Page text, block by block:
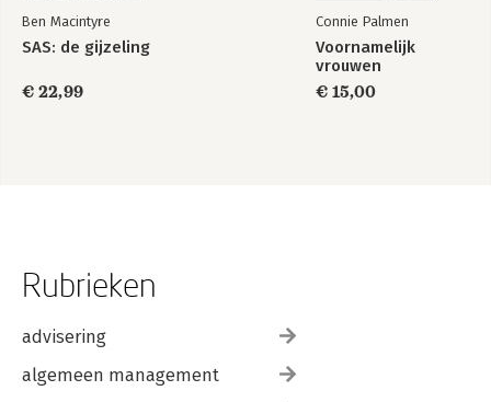
Ben Macintyre
SAS: de gijzeling
€ 22,99
Connie Palmen
Voornamelijk
vrouwen
€ 15,00
Rubrieken
advisering
algemeen management